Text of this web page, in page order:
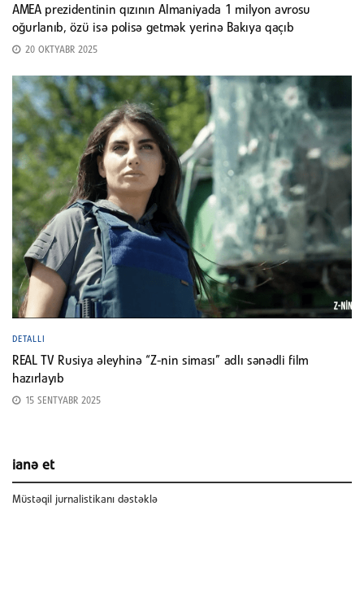
AMEA prezidentinin qızının Almaniyada 1 milyon avrosu
oğurlanıb, özü isə polisə getmək yerinə Bakıya qaçıb
20 OKTYABR 2025
DETALLI
REAL TV Rusiya əleyhinə “Z-nin siması” adlı sənədli film
hazırlayıb
15 SENTYABR 2025
ianə et
Müstəqil jurnalistikanı dəstəklə